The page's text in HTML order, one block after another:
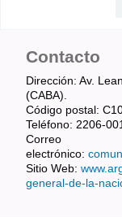
Contacto
Dirección: Av.
(CABA).
Código postal:
Teléfono: 2206-
Correo
electrónico:
Sitio Web:
general-de-la-